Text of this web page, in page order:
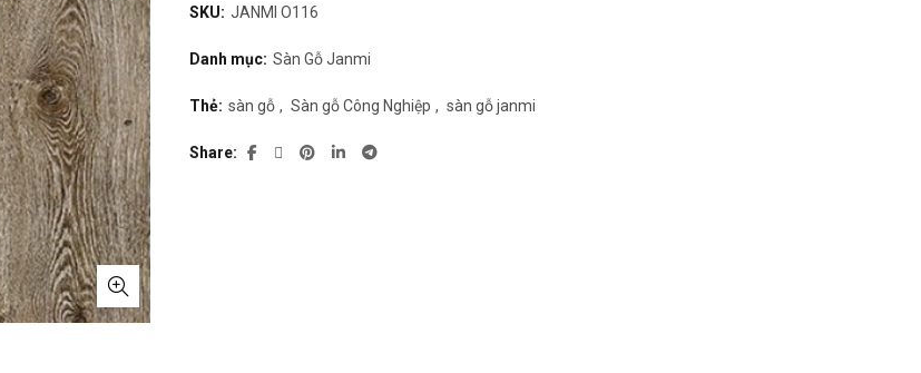
SKU: JANMI O116
Danh mục: Sàn Gỗ Janmi
Thẻ: sàn gỗ , Sàn gỗ Công Nghiệp , sàn gỗ janmi
Share